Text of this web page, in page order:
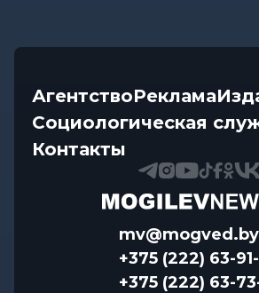
АгентствоРеклама
Социологическая
Контакты
mv@mogved.by
+375 (222) 63-
+375 (222) 63-